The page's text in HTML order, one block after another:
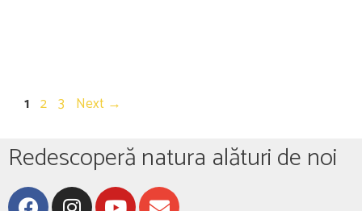
1 2 3 Next →
Redescoperă natura alături de noi